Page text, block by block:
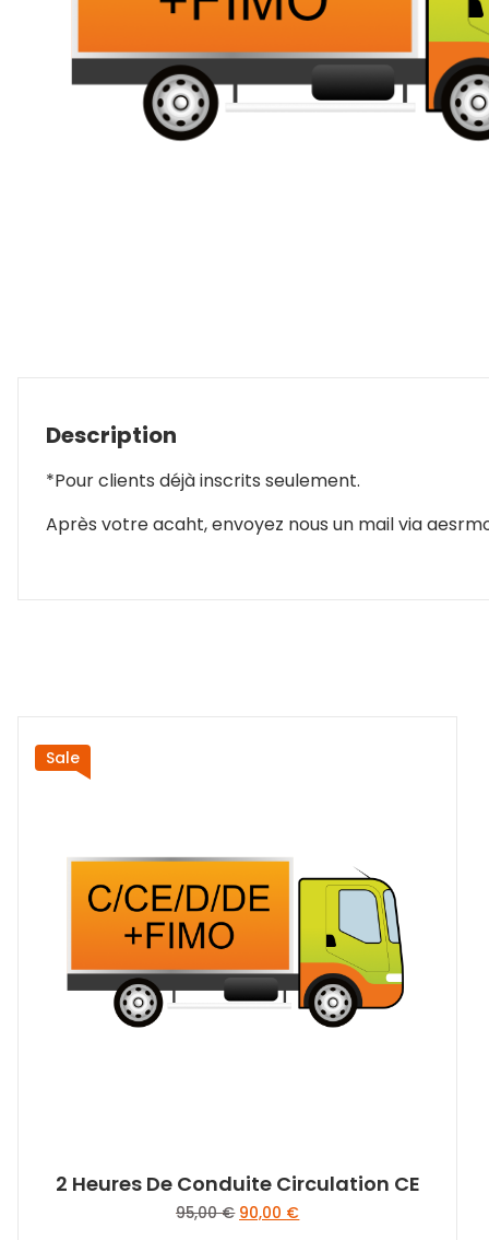
Description
*Pour clients déjà inscrits seulement.
Après votre acaht, envoyez nous un mail via
Sale
2 Heures De Conduite Circulation CE
95,00€ Le
90,00 €Le